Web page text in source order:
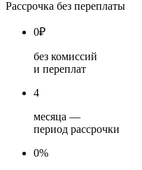
Рассрочка без переплаты
0₽
без комиссий
и переплат
4
месяца —
период рассрочки
0%